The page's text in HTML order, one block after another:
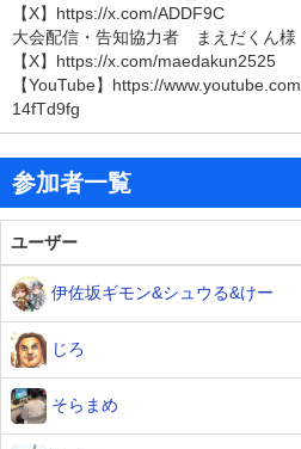
【X】https://x.com/ADDF9C
大会配信・告知協力者 まえだくん様
【X】https://x.com/maedakun2525
【YouTube】https://
14fTd9fg
参加者一覧
ユーザー
伊佐坂ギモン&シュウる&けー
じろ
そらまめ